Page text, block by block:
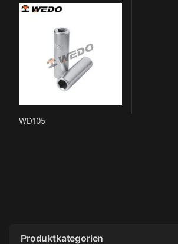
WD105
Produktkategorien